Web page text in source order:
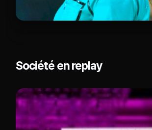
Société en replay